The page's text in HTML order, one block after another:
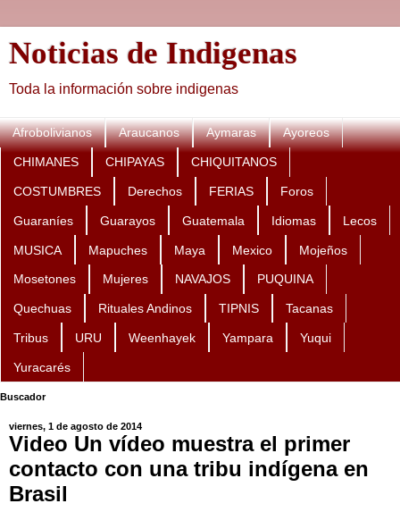
Noticias de Indigenas
Toda la información sobre indigenas
Afrobolivianos Araucanos Aymaras Ayoreos
CHIMANES CHIPAYAS CHIQUITANOS
COSTUMBRES Derechos FERIAS Foros
Guaraníes Guarayos Guatemala Idiomas Lecos
MUSICA Mapuches Maya Mexico Mojeños
Mosetones Mujeres NAVAJOS PUQUINA
Quechuas Rituales Andinos TIPNIS Tacanas
Tribus URU Weenhayek Yampara Yuqui
Yuracarés
Buscador
viernes, 1 de agosto de 2014
Video Un vídeo muestra el primer
contacto con una tribu indígena en
Brasil